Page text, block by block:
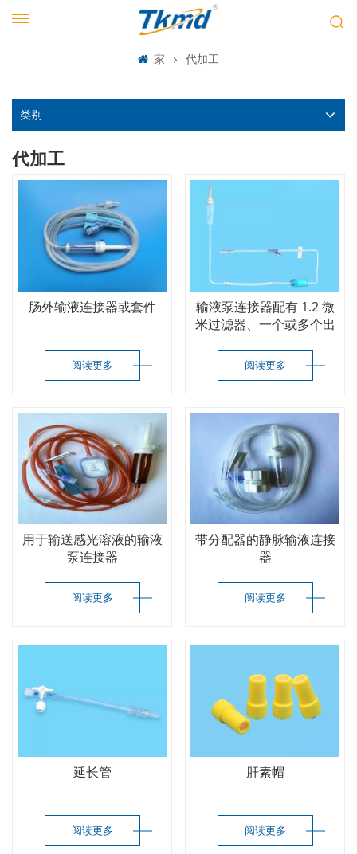
家 代加工
类别
代加工
肠外输液连接器或套件
阅读更多
输液泵连接器配有 1.2 微
米过滤器、一个或多个出
阅读更多
用于输送感光溶液的输液
泵连接器
阅读更多
带分配器的静脉输液连接
器
阅读更多
延长管
阅读更多
肝素帽
阅读更多